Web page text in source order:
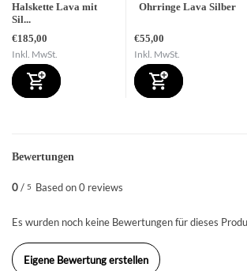
Halskette Lava mit
Sil...
€185,00
Inkl. MwSt.
Ohrringe Lava Silber
€55,00
Inkl. MwSt.
Bewertungen
0/ 5 Based on 0 reviews
Es wurden noch keine Bewertungen für dieses
Eigene Bewertung erstellen